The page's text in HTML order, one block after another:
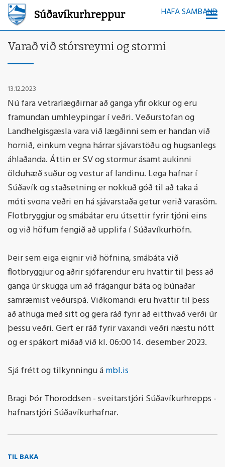
Súðavíkurhreppur HAFA SAMBAND
Varað við stórsreymi og stormi
13.12.2023
Nú fara vetrarlægðirnar að ganga yfir okkur og eru
framundan umhleypingar í veðri. Veðurstofan og
Landhelgisgæsla vara við lægðinni sem er handan við
hornið, einkum vegna hárrar sjávarstöðu og hugsanlegs
áhlaðanda. Áttin er SV og stormur ásamt aukinni
ölduhæð suður og vestur af landinu. Lega hafnar í
Súðavík og staðsetning er nokkuð góð til að taka á
móti svona veðri en há sjávarstaða getur verið varasöm.
Flotbryggjur og smábátar eru útsettir fyrir tjóni eins
og við höfum fengið að upplifa í Súðavíkurhöfn.
Þeir sem eiga eignir við höfnina, smábáta við
flotbryggjur og aðrir sjófarendur eru hvattir til þess að
ganga úr skugga um að frágangur báta og búnaðar
samræmist veðurspá. Viðkomandi eru hvattir til þess
að athuga með sitt og gera ráð fyrir að eitthvað verði úr
þessu veðri. Gert er ráð fyrir vaxandi veðri næstu nótt
og er spákort miðað við kl. 06:00 14. desember 2023.
Sjá frétt og tilkynningu ámbl.is
Bragi Þór Thoroddsen - sveitarstjóri Súðavíkurhrepps -
hafnarstjóri Súðavíkurhafnar.
TIL BAKA